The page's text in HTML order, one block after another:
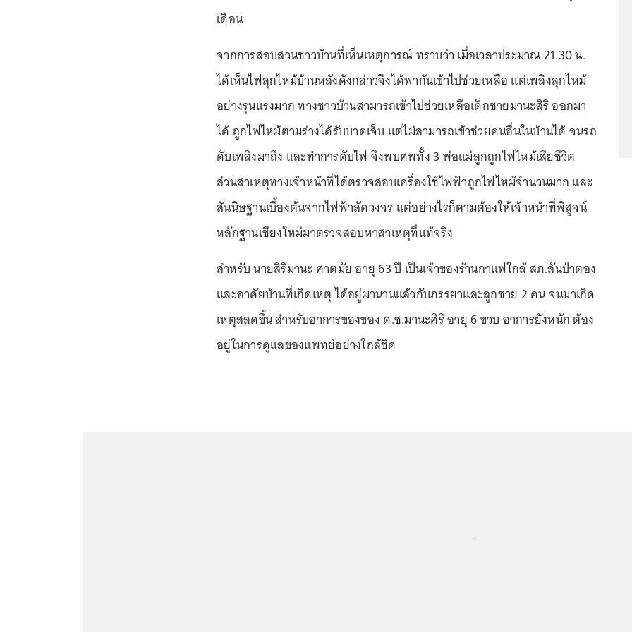
เดือน
จากการสอบสวนชาวบ้านที่เห็นเหตุการณ์ ทราบว่า เมื่อเวลาประมาณ 21.30 น.
ได้เห็นไฟลุกไหม้บ้านหลังดังกล่าวจึงได้พากันเข้าไปช่วยเหลือ แต่เพลิงลุกไหม้
อย่างรุนแรงมาก ทางชาวบ้านสามารถเข้าไปช่วยเหลือเด็กชายมานะสิริ ออกมา
ได้ ถูกไฟไหม้ตามร่างได้รับบาดเจ็บ แต่ไม่สามารถเข้าช่วยคนอื่นในบ้านได้ จนรถ
ดับเพลิงมาถึง และทำการดับไฟ จึงพบศพทั้ง 3 พ่อแม่ลูกถูกไฟไหม้เสียชีวิต
ส่วนสาเหตุทางเจ้าหน้าที่ได้ตรวจสอบเครื่องใช้ไฟฟ้าถูกไฟไหม้จำนวนมาก และ
สันนิษฐานเบื้องต้นจากไฟฟ้าลัดวงจร แต่อย่างไรก็ตามต้องให้เจ้าหน้าที่พิสูจน์
หลักฐานเชียงใหม่มาตรวจสอบหาสาเหตุที่แท้จริง
สำหรับ นายสิริมานะ ศาตมัย อายุ 63 ปี เป็นเจ้าของร้านกาแฟใกล้ สภ.สันป่าตอง
และอาศัยบ้านที่เกิดเหตุ ได้อยู่มานานแล้วกับภรรยาและลูกชาย 2 คน จนมาเกิด
เหตุสลดขึ้น สำหรับอาการของของ ด.ช.มานะศิริ อายุ 6 ขวบ อาการยังหนัก ต้อง
อยู่ในการดูแลของแพทย์อย่างใกล้ชิด